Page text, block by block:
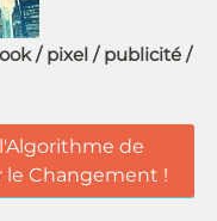
/ pixel / publicité /
de
le Changement !